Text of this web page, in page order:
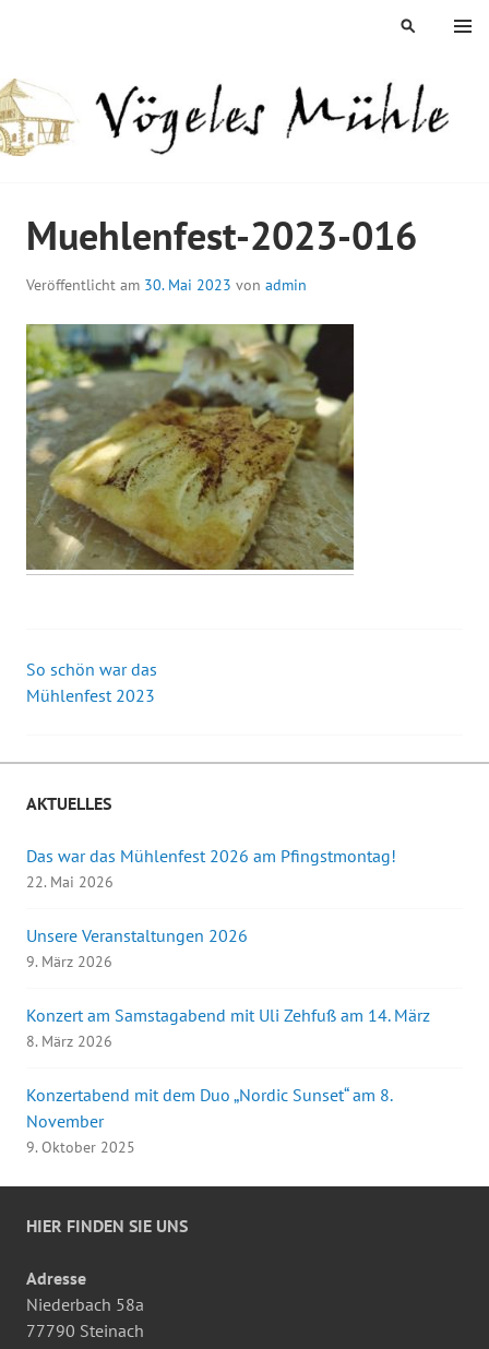
MENÜ
SUCHEN
Muehlenfest-2023-016
Veröffentlicht am 30. Mai 2023 von admin
Beitrags-
So schön war das
Mühlenfest 2023
AKTUELLES
Das war das Mühlenfest 2026 am Pfingstmontag!
22. Mai 2026
Unsere Veranstaltungen 2026
9. März 2026
Konzert am Samstagabend mit Uli Zehfuß am 14. März
8. März 2026
Konzertabend mit dem Duo „Nordic Sunset“ am 8.
November
9. Oktober 2025
HIER FINDEN SIE UNS
Adresse
Niederbach 58a
77790 Steinach